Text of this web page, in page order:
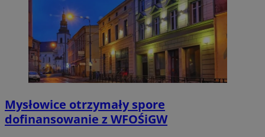
Mysłowice otrzymały spore
dofinansowanie z WFOŚiGW